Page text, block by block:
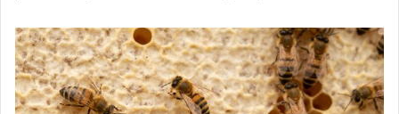
ki je za vrt celo koristna, saj se prehranjuje s številnimi
žuželkami in drugimi drobnimi nevretenčarji.